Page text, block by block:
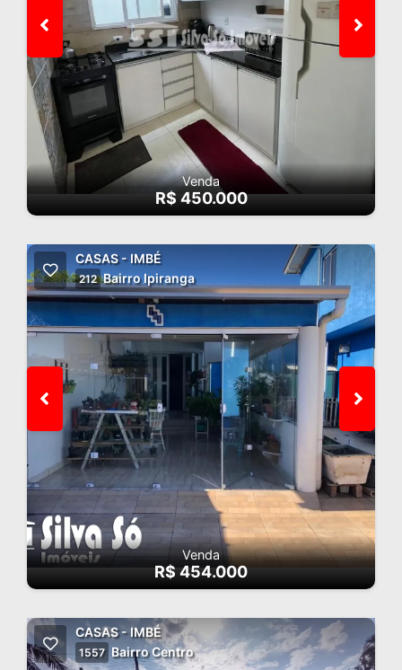
Venda
R$ 450.000
CASAS - IMBÉ
212 Bairro Ipiranga
Venda
R$ 454.000
CASAS - IMBÉ
1557 Bairro Centro